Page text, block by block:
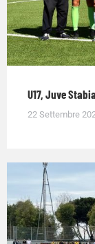
U17, Juve
22 Settembre